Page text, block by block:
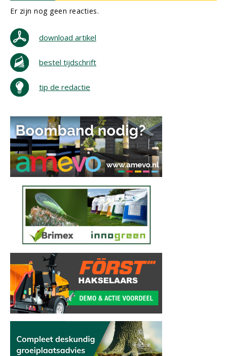
Er zijn nog geen reacties.
download artikel
bestel tijdschrift
tip de redactie